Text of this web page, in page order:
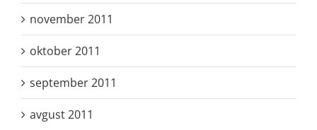
november 2011
oktober 2011
september 2011
avgust 2011